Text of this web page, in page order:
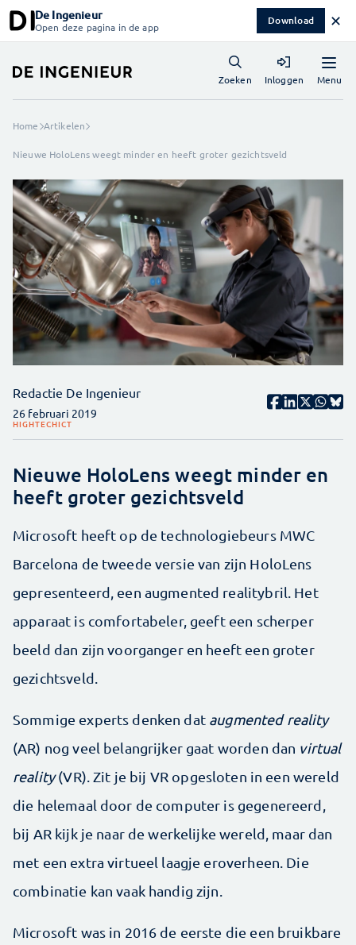
De Ingenieur
Open deze pagina in de app Download ✕
Menu
Zoeken Inloggen
Home Artikelen
Nieuwe HoloLens weegt minder en heeft groter gezichtsveld
Redactie De Ingenieur
26 februari 2019
HIGHTECHICT
Nieuwe HoloLens weegt minder en
heeft groter gezichtsveld
Microsoft heeft op de technologiebeurs MWC
Barcelona de tweede versie van zijn HoloLens
gepresenteerd, een augmented realitybril. Het
apparaat is comfortabeler, geeft een scherper
beeld dan zijn voorganger en heeft een groter
gezichtsveld.
Sommige experts denken dat augmented reality
(AR) nog veel belangrijker gaat worden dan virtual
reality(VR). Zit je bij VR opgesloten in een wereld
die helemaal door de computer is gegenereerd,
bij AR kijk je naar de werkelijke wereld, maar dan
met een extra virtueel laagje eroverheen. Die
combinatie kan vaak handig zijn.
Microsoft was in 2016 de eerste die een bruikbare